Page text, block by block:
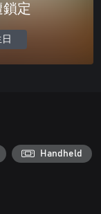
定
Handheld